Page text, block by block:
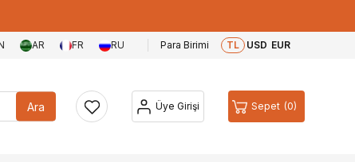
AR FR RU Para Birimi TL USD EUR
Ara Üye Girişi Sepet 0